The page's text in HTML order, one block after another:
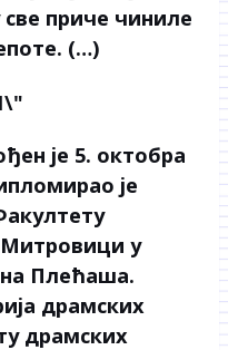
приче чиниле
(…)
је 5. октобра
је
Митровици у
Плећаша.
драмских
драмских